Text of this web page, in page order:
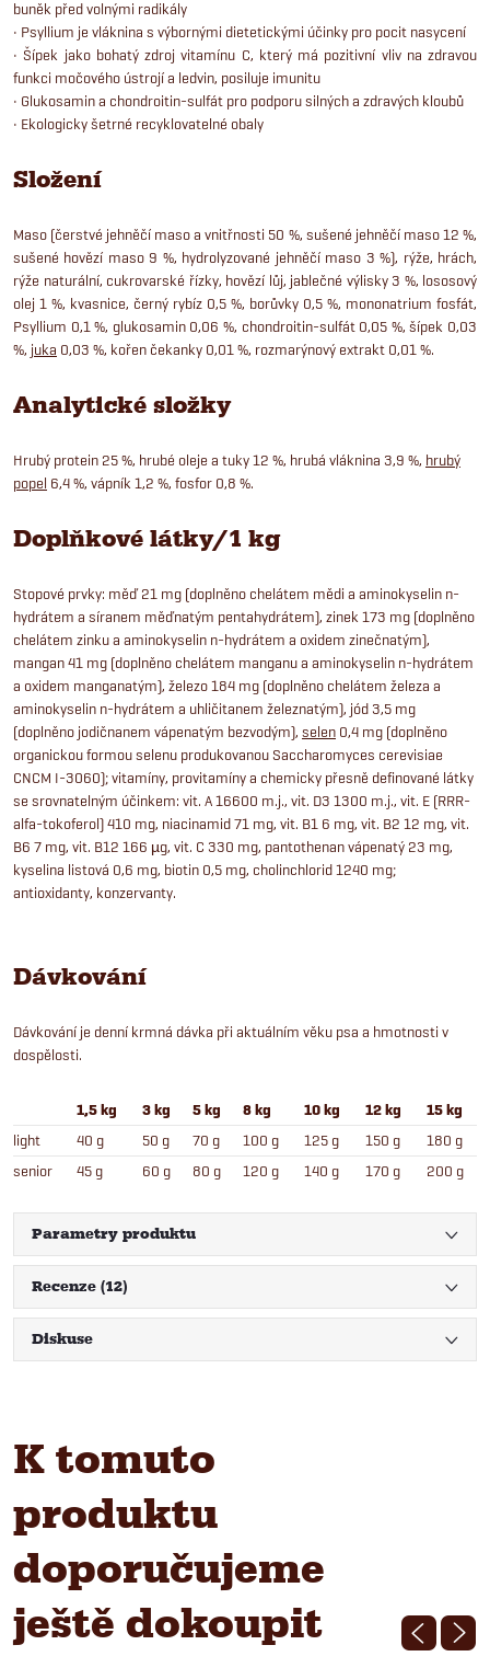
buněk před volnými radikály
• Psyllium je vláknina s výbornými dietetickými účinky pro pocit nasycení
• Šípek jako bohatý zdroj vitamínu C, který má pozitivní vliv na zdravou
funkci močového ústrojí a ledvin, posiluje imunitu
• Glukosamin a chondroitin-sulfát pro podporu silných a zdravých kloubů
• Ekologicky šetrné recyklovatelné obaly
Složení
Maso (čerstvé jehněčí maso a vnitřnosti 50 %, sušené jehněčí maso 12 %,
sušené hovězí maso 9 %, hydrolyzované jehněčí maso 3 %), rýže, hrách,
rýže naturální, cukrovarské řízky, hovězí lůj, jablečné výlisky 3 %, lososový
olej 1 %, kvasnice, černý rybíz 0,5 %, borůvky 0,5 %, mononatrium fosfát,
Psyllium 0,1 %, glukosamin 0,06 %, chondroitin-sulfát 0,05 %, šípek 0,03
%, juka 0,03 %, kořen čekanky 0,01 %, rozmarýnový extrakt 0,01 %.
Analytické složky
Hrubý protein 25 %, hrubé oleje a tuky 12 %, hrubá vláknina 3,9 %, hrubý
popel 6,4 %, vápník 1,2 %, fosfor 0,8 %.
Doplňkové látky/1 kg
Stopové prvky: měď 21 mg (doplněno chelátem mědi a aminokyselin n-
hydrátem a síranem měďnatým pentahydrátem), zinek 173 mg (doplněno
chelátem zinku a aminokyselin n-hydrátem a oxidem zinečnatým),
mangan 41 mg (doplněno chelátem manganu a aminokyselin n-hydrátem
a oxidem manganatým), železo 184 mg (doplněno chelátem železa a
aminokyselin n-hydrátem a uhličitanem železnatým), jód 3,5 mg
(doplněno jodičnanem vápenatým bezvodým), selen 0,4 mg (doplněno
organickou formou selenu produkovanou Saccharomyces cerevisiae
CNCM I-3060); vitamíny, provitamíny a chemicky přesně definované látky
se srovnatelným účinkem: vit. A 16600 m.j., vit. D3 1300 m.j., vit. E (RRR-
alfa-tokoferol) 410 mg, niacinamid 71 mg, vit. B1 6 mg, vit. B2 12 mg, vit.
B6 7 mg, vit. B12 166 µg, vit. C 330 mg, pantothenan vápenatý 23 mg,
kyselina listová 0,6 mg, biotin 0,5 mg, cholinchlorid 1240 mg;
antioxidanty, konzervanty.
Dávkování
Dávkování je denní krmná dávka při aktuálním věku psa a hmotnosti v
dospělosti.
1,5 kg 3 kg 5 kg 8 kg 10 kg 12 kg 15 kg
light 40 g 50 g 70 g 100 g 125 g 150 g
180 g
senior
45 g 60 g 80 g 120 g 140 g 170 g 200 g
Parametry produktu
Recenze (12)
Diskuse
K tomuto
produktu
doporučujeme
ještě dokoupit